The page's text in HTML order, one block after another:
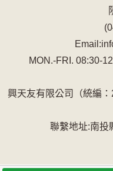
MON.-FRI. 08:30-
興天友有限公司（統編
聯繫地址:南投